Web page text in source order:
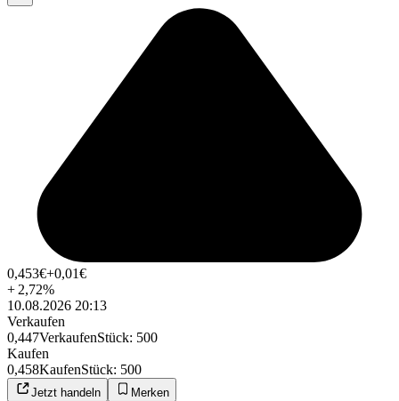
0,453€+0,01€
+ 2,72%
10.08.2026 20:13
Verkaufen
0,447VerkaufenStück: 500
Kaufen
0,458KaufenStück: 500
Jetzt handeln Merken